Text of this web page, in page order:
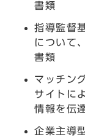
書類
指導監督
について
書類
マッチン
サイトに
情報を伝
企業主導